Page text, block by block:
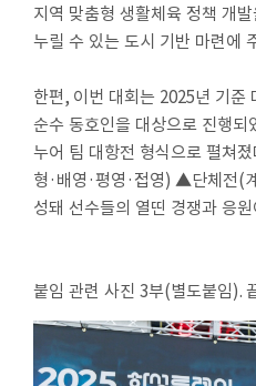
개
누
리
집
안
내
지역 맞춤형 생활체육 정책 개
누릴 수 있는 도시 기반 마련에
한편, 이번 대회는 2025년 기준
순수 동호인을 대상으로 진행되
누어 팀 대항전 형식으로 펼쳐
형·배영·평영·접영) ▲단체전(
성돼 선수들의 열띤 경쟁과 응
붙임 관련 사진 3부(별도붙임).